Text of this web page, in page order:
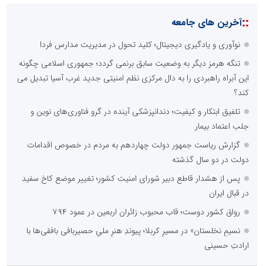
::آخرین های جامعه
نوآوری و یادگیری دیجیتال؛ کلید تحول در مدیریت مدارس فردا
تنگه هرمز دیگر به وضعیت سابق برنمی گردد؛ جمهوری اسلامی چگونه
این آبراه راهبردی را به دال مرکزی نظم امنیتی جدید غرب آسیا تبدیل می
کند؟
تلفیق ابتکار و کیفیت؛ دندانپزشکی آینده در گرو فناوری‌های نوین و
جلب اعتماد بیمار
گزارش ریاست جمهور دولت چهاردهم به مردم در خصوص اقدامات
دولت در دو سال گذشته
پس از هشدار قاطع دبیر شورای امنیت کشور؛ تغییر موضع کاخ سفید
در قبال ایران
رواق کشور دوست؛ قاب محبوب زائران اربعین در عمود ۷۹۴
نسیمِ نخلستان» در مسیرِ کربلا؛ پیوندِ هنرِ ملیِ حصیربافی بافقی‌ها با
ارادتِ حسینی